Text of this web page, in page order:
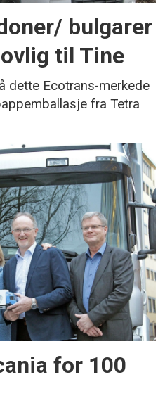
bulgarer
til Tine
dette Ecotrans-merkede
fra Tetra
for 100